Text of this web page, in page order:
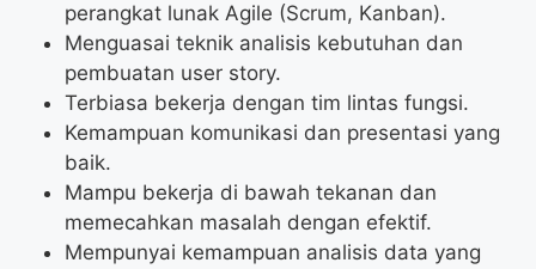
perangkat lunak Agile (Scrum, Kanban).
Menguasai teknik analisis kebutuhan dan
pembuatan user story.
Terbiasa bekerja dengan tim lintas fungsi.
Kemampuan komunikasi dan presentasi yang
baik.
Mampu bekerja di bawah tekanan dan
memecahkan masalah dengan efektif.
Mempunyai kemampuan analisis data yang